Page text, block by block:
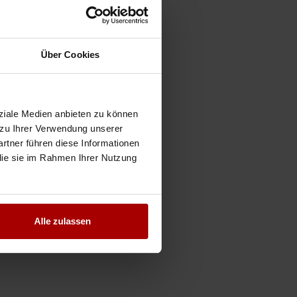
Über Cookies
Medien anbieten zu können
Ihrer Verwendung unserer
führen diese Informationen
sie im Rahmen Ihrer Nutzung
Alle zulassen